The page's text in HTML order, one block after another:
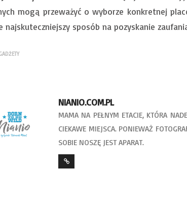
mogą przeważyć o wyborze konkretnej
najskuteczniejszy sposób na pozyskanie
NIANIO.COM.PL
MAMA NA PEŁNYM ETACIE, KTÓRA
CIEKAWE MIEJSCA. PONIEWAŻ
SOBIE NOSZĘ JEST APARAT.